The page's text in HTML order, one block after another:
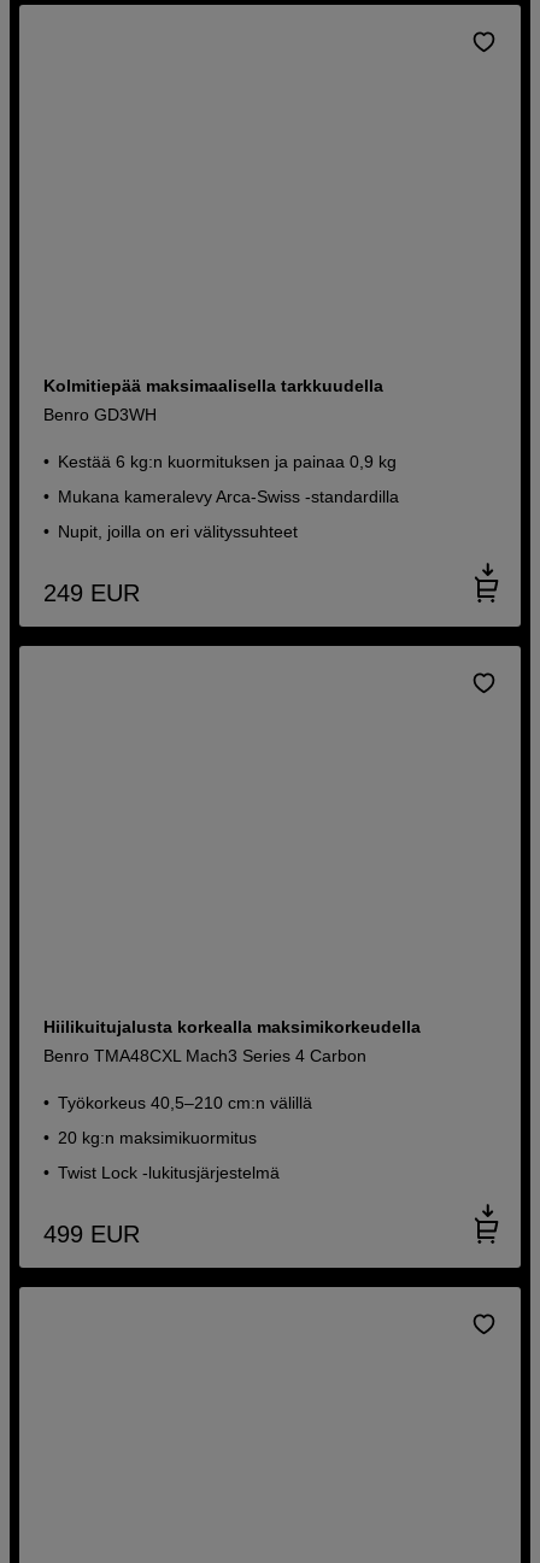
Kolmitiepää maksimaalisella tarkkuudella
Benro GD3WH
Kestää 6 kg:n kuormituksen ja painaa 0,9 kg
Mukana kameralevy Arca-Swiss -standardilla
Nupit, joilla on eri välityssuhteet
249 EUR
Hiilikuitujalusta korkealla maksimikorkeudella
Benro TMA48CXL Mach3 Series 4 Carbon
Työkorkeus 40,5–210 cm:n välillä
20 kg:n maksimikuormitus
Twist Lock -lukitusjärjestelmä
499 EUR